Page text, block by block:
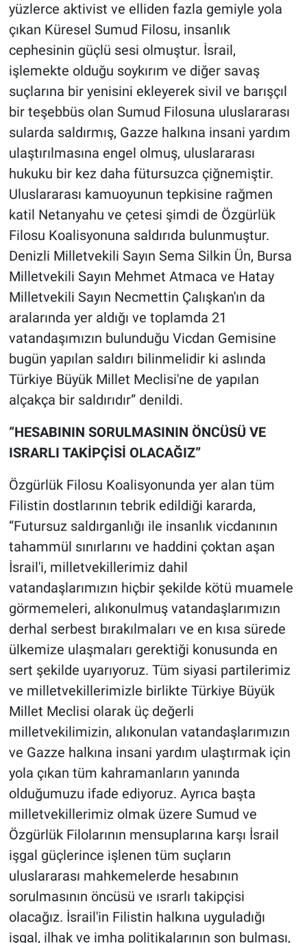
yüzlerce aktivist ve elliden fazla gemiyle yola
çıkan Küresel Sumud Filosu, insanlık
cephesinin güçlü sesi olmuştur. İsrail,
işlemekte olduğu soykırım ve diğer savaş
suçlarına bir yenisini ekleyerek sivil ve barışçıl
bir teşebbüs olan Sumud Filosuna uluslararası
sularda saldırmış, Gazze halkına insani yardım
ulaştırılmasına engel olmuş, uluslararası
hukuku bir kez daha fütursuzca çiğnemiştir.
Uluslararası kamuoyunun tepkisine rağmen
katil Netanyahu ve çetesi şimdi de Özgürlük
Filosu Koalisyonuna saldırıda bulunmuştur.
Denizli Milletvekili Sayın Sema Silkin Ün, Bursa
Milletvekili Sayın Mehmet Atmaca ve Hatay
Milletvekili Sayın Necmettin Çalışkan'ın da
aralarında yer aldığı ve toplamda 21
vatandaşımızın bulunduğu Vicdan Gemisine
bugün yapılan saldırı bilinmelidir ki aslında
Türkiye Büyük Millet Meclisi'ne de yapılan
alçakça bir saldırıdır” denildi.
“HESABININ SORULMASININ ÖNCÜSÜ VE
ISRARLI TAKİPÇİSİ OLACAĞIZ”
Özgürlük Filosu Koalisyonunda yer alan tüm
Filistin dostlarının tebrik edildiği kararda,
“Futursuz saldırganlığı ile insanlık vicdanının
tahammül sınırlarını ve haddini çoktan aşan
İsrail'i, milletvekillerimiz dahil
vatandaşlarımızın hiçbir şekilde kötü muamele
görmemeleri, alıkonulmuş vatandaşlarımızın
derhal serbest bırakılmaları ve en kısa sürede
ülkemize ulaşmaları gerektiği konusunda en
sert şekilde uyarıyoruz. Tüm siyasi partilerimiz
ve milletvekillerimizle birlikte Türkiye Büyük
Millet Meclisi olarak üç değerli
milletvekilimizin, alıkonulan vatandaşlarımızın
ve Gazze halkına insani yardım ulaştırmak için
yola çıkan tüm kahramanların yanında
olduğumuzu ifade ediyoruz. Ayrıca başta
milletvekillerimiz olmak üzere Sumud ve
Özgürlük Filolarının mensuplarına karşı İsrail
işgal güçlerince işlenen tüm suçların
uluslararası mahkemelerde hesabının
sorulmasının öncüsü ve ısrarlı takipçisi
olacağız. İsrail'in Filistin halkına uyguladığı
işgal, ilhak ve imha politikalarının son bulması,